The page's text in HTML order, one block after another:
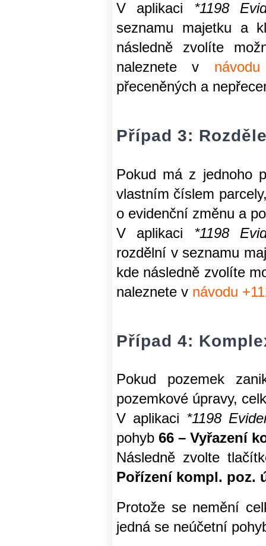
V aplikaci *1198
seznamu majetku a
následně zvolíte
naleznete v
přeceněných a
Případ 3:
Pokud má z jednoho
vlastním číslem
o evidenční změnu a
V aplikaci *1198
rozdělní v seznamu
kde následně zvolíte
naleznete v návodu
Případ 4:
Pokud pozemek
pozemkové úpravy,
V aplikaci *1198
pohyb 66 – Vyřazení
Následně zvolte
Pořízení kompl. poz.
Protože se nemění
jedná se neúčetní